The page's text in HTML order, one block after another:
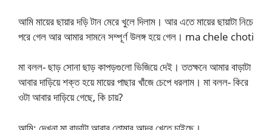
আমি মায়ের ছায়ার দড়ি টান মেরে খুলে দিলাম। আর এতে মায়ের ছায়াটা নিচে
পরে গেল আর আমার সামনে সম্পূর্ণ উলঙ্গ হয়ে গেল। ma chele choti
মা বলল- ছাড় সোনা ছাড় কাপড়গুলো ভিজিয়ে দেই। ততক্ষনে আমার বাড়াটা
আবার দাড়িয়ে শক্ত হয়ে মায়ের পাছার খাঁজে চেপে ধরলাম। মা বলল- কিরে
ওটা আবার দাড়িয়ে গেছে, কি চায়?